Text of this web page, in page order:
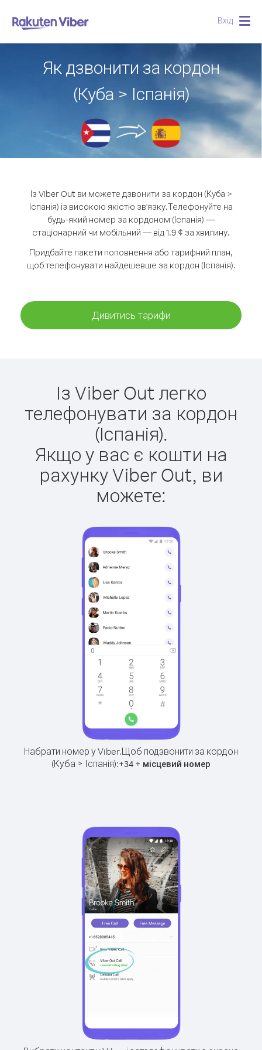
Вхід
Як дзвонити за кордон
(Куба > Іспанія)
Із Viber Out ви можете дзвонити за кордон (Куба >
Іспанія) із високою якістю зв'язку.Телефонуйте на
будь-який номер за кордоном (Іспанія) —
стаціонарний чи мобільний — від 1.9 ¢ за хвилину.
Придбайте пакети поповнення або тарифний план,
щоб телефонувати найдешевше за кордон (Іспанія).
Дивитись тарифи
Із Viber Out легко
телефонувати за кордон
(Іспанія).
Якщо у вас є кошти на
рахунку Viber Out, ви
можете:
Набрати номер у Viber.Щоб подзвонити за кордон
(Куба > Іспанія):+34 + місцевий номер